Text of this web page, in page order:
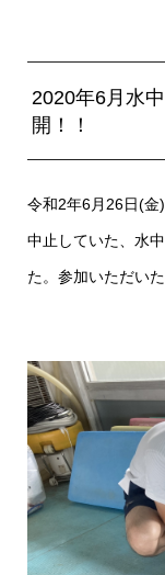
2020年6月水
開！！
令和2年6月26日(金
中止していた、水
た。参加いただい